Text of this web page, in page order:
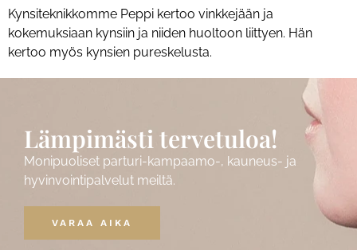
Kynsiteknikkomme Peppi kertoo vinkkejään ja
kokemuksiaan kynsiin ja niiden huoltoon liittyen. Hän
kertoo myös kynsien pureskelusta.
Lämpimästi tervetuloa!
Monipuoliset parturi-kampaamo-, kauneus- ja
hyvinvointipalvelut meiltä.
VARAA AIKA